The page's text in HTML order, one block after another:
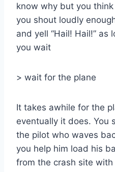
know why but you
you shout loudly
and yell “Hail! Hail!” as
you wait
> wait for the plane
It takes awhile for the
eventually it does. You
the pilot who waves
you help him load his
from the crash site with